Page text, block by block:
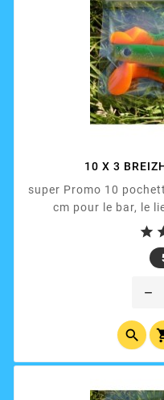
10 X 3
super Promo 10
cm pour le bar, le

remove
